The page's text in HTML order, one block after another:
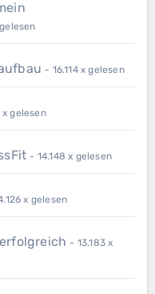
- 16.114 x gelesen
x gelesen
- 14.148 x gelesen
x gelesen
- 13.183 x